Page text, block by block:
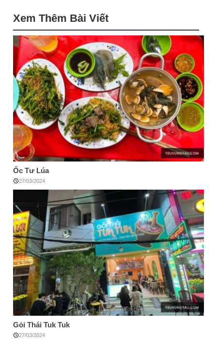
Xem Thêm Bài Viết
Ốc Tư Lúa
27/03/2024
Gỏi Thái Tuk Tuk
27/03/2024